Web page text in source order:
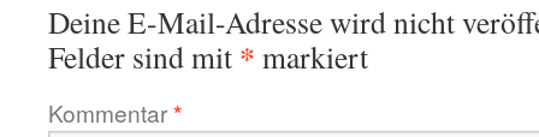
Deine E-Mail-Adresse wird nicht
Felder sind mit * markiert
Kommentar*